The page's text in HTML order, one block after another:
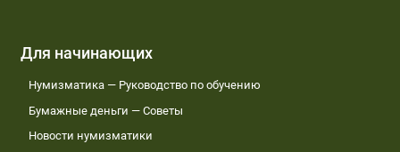
Для начинающих
Нумизматика — Руководство по обучению
Бумажные деньги — Советы
Новости нумизматики